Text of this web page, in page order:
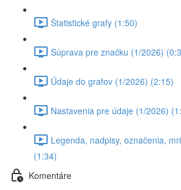
Štatistické grafy (1:50)
Súprava pre značku (1/2026)
Údaje do grafov (1/2026) (2:15)
Nastavenia pre údaje (1/2026)
Legenda, nadpisy, označenia,
(1:34)
Komentáre